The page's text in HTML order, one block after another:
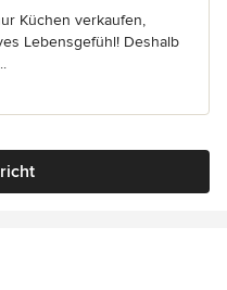
Küchen verkaufen,
Lebensgefühl! Deshalb